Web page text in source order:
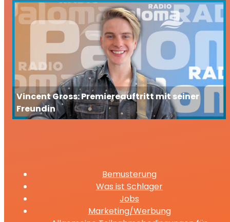
Vincent Gross: Premiereauftritt mit seiner
Freundin
Bemusterung
Was ist Schlager
Jobs
Marketing/Werbung